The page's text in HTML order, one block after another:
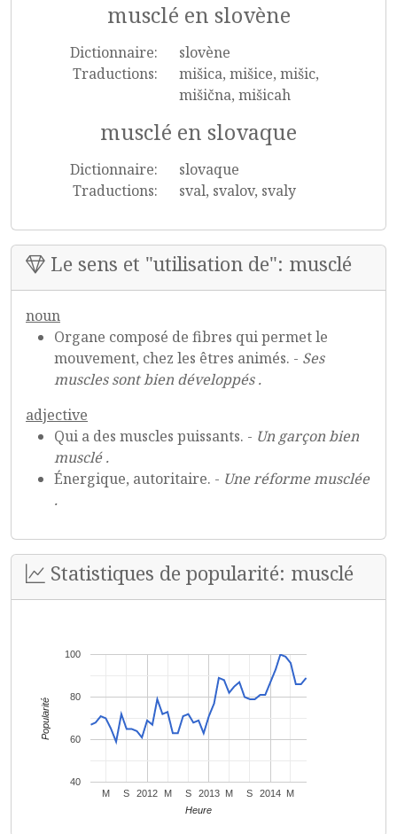
musclé en slovène
Dictionnaire:
slovène
Traductions:
mišica, mišice, mišic,
mišična, mišicah
musclé en slovaque
Dictionnaire:
slovaque
Traductions:
sval, svalov, svaly
Le sens et "utilisation de": musclé
noun
Organe composé de fibres qui permet le
mouvement, chez les êtres animés. - Ses
muscles sont bien développés .
adjective
Qui a des muscles puissants. - Un garçon bien
musclé .
Énergique, autoritaire. - Une réforme musclée
.
Statistiques de popularité: musclé
2012 2013 2014
M S M S M S M
40
60
80
100
Heure
Popularité